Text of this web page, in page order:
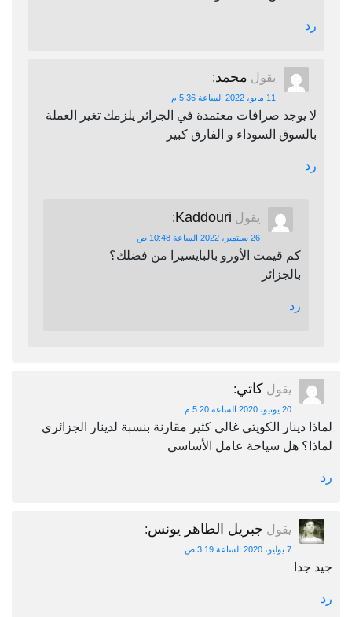
رد
يقول محمد:
11 مايو، 2022 الساعة 5:36 م
لا يوجد صرافات معتمدة في الجزائر يلزمك تغير العملة
بالسوق السوداء و الفارق كبير
رد
يقول Kaddouri
:
26 سبتمبر، 2022 الساعة 10:48 ص
كم قيمت الأورو بالبايسيرا من فضلك؟
بالجزائر
رد
يقول كاتي:
20 يونيو، 2020 الساعة 5:20 م
لماذا دينار الكويتي غالي كثير مقارنة بنسبة لدينار الجزائري
لماذا؟ هل سياحة عامل الأساسي
رد
يقول جبريل الطاهر يونس:
7 يوليو، 2020 الساعة 3:19 ص
جيد جدا
رد